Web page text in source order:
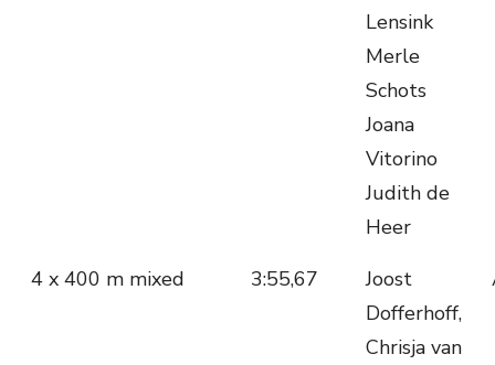
Lensink
Merle
Schots
Joana
Vitorino
Judith de
Heer
4 x 400 m mixed 3:55,67
Joost
Dofferhoff,
Chrisja van